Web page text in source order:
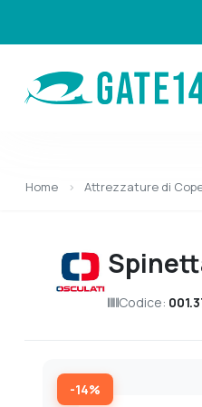
Categorie
Home Attrezzature di
Codice:
-14%